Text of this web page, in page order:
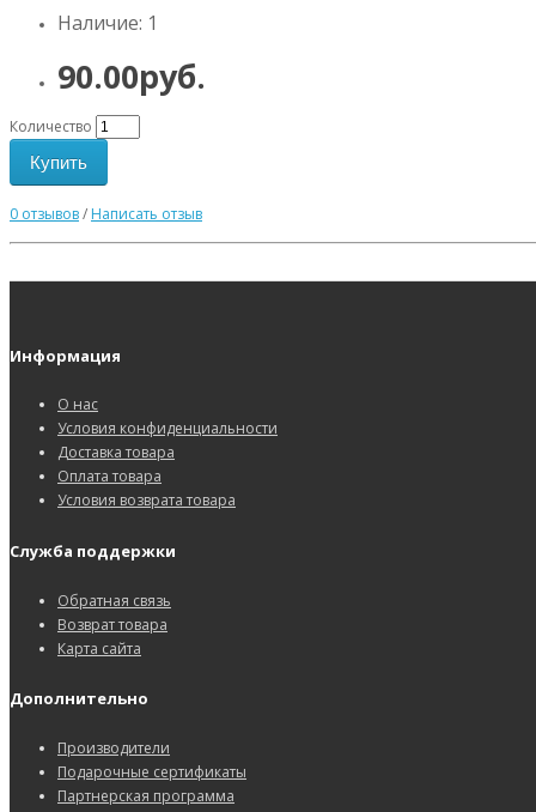
Наличие: 1
90.00руб.
Количество
Купить
0 отзывов/ Написать отзыв
Информация
О нас
Условия конфиденциальности
Доставка товара
Оплата товара
Условия возврата товара
Служба поддержки
Обратная связь
Возврат товара
Карта сайта
Дополнительно
Производители
Подарочные сертификаты
Партнерская программа